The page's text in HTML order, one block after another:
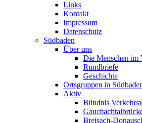
Links
Kontakt
Impressum
Datenschutz
Südbaden
Über uns
Die Menschen im
Rundbriefe
Geschichte
Ortsgruppen in
Aktiv
Bündnis
Breisach-